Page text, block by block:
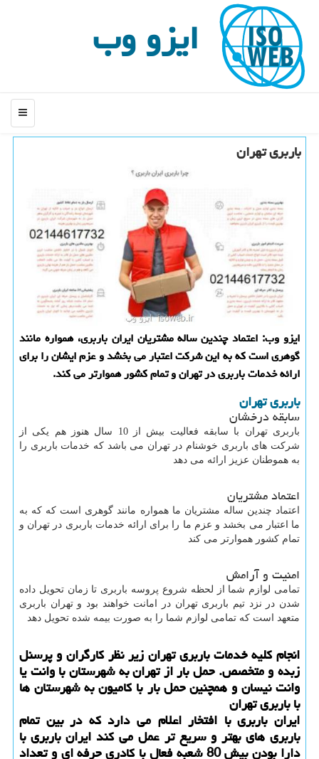
ایزو وب
منو
باربری تهران
ایزو وب: اعتماد چندین ساله مشتریان ایران باربری، همواره مانند
گوهری است كه به این شركت اعتبار می بخشد و عزم ایشان را برای
ارائه خدمات باربری در تهران و تمام كشور هموارتر می كند.
باربری تهران
سابقه درخشان
باربری تهران با سابقه فعالیت بیش از 10 سال هنوز هم یکی از
شرکت های باربری خوشنام در تهران می باشد که خدمات باربری را
به هموطنان عزیز ارائه می دهد
اعتماد مشتریان
اعتماد چندین ساله مشتریان ما همواره مانند گوهری است که که به
ما اعتبار می بخشد و عزم ما را برای ارائه خدمات باربری در تهران و
تمام کشور هموارتر می کند
امنیت و آرامش
تمامی لوازم شما از لحظه شروع پروسه باربری تا زمان تحویل داده
شدن در نزد تیم باربری تهران در امانت خواهند بود و تهران باربری
متعهد است که تمامی لوازم شما را به صورت بیمه شده تحویل دهد
انجام کلیه خدمات باربری تهران زیر نظر کارگران و پرسنل
زبده و متخصص. حمل بار از تهران به شهرستان با وانت یا
وانت نیسان و همچنین حمل بار با کامیون به شهرستان ها
با باربری تهران
ایران باربری با افتخار اعلام می دارد که در بین تمام
باربری های بهتر و سریع تر عمل می کند ایران باربری با
دارا بودن بیش 80 شعبه فعال با کادری حرفه ای و تعداد